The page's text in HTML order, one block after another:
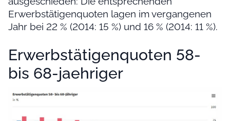
Erwerbstätigenquoten lagen im vergangenen
Jahr bei 22 % (2014: 15 %) und 16 % (2014: 11 %).
Erwerbstätigenquoten 58-
bis 68-jaehriger